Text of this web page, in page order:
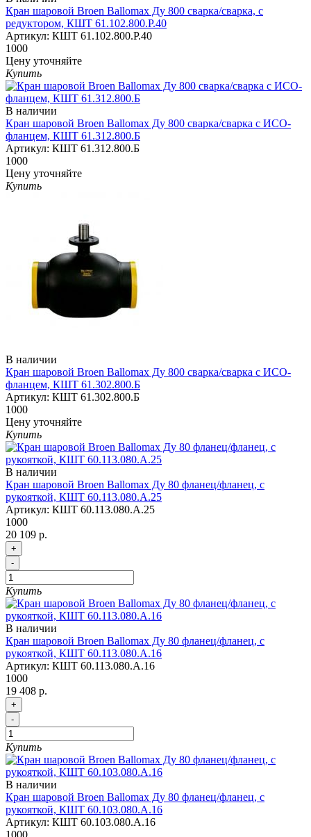
Кран шаровой Broen Ballomax Ду 800 сварка/сварка, с
редуктором, КШТ 61.102.800.Р.40
Артикул: КШТ 61.102.800.Р.40
1000
Цену уточняйте
Купить
В наличии
Кран шаровой Broen Ballomax Ду 800 сварка/сварка с ИСО-
фланцем, КШТ 61.312.800.Б
Артикул: КШТ 61.312.800.Б
1000
Цену уточняйте
Купить
В наличии
Кран шаровой Broen Ballomax Ду 800 сварка/сварка с ИСО-
фланцем, КШТ 61.302.800.Б
Артикул: КШТ 61.302.800.Б
1000
Цену уточняйте
Купить
В наличии
Кран шаровой Broen Ballomax Ду 80 фланец/фланец, с
рукояткой, КШТ 60.113.080.А.25
Артикул: КШТ 60.113.080.А.25
1000
20 109 р.
+
-
Купить
В наличии
Кран шаровой Broen Ballomax Ду 80 фланец/фланец, с
рукояткой, КШТ 60.113.080.А.16
Артикул: КШТ 60.113.080.А.16
1000
19 408 р.
+
-
Купить
В наличии
Кран шаровой Broen Ballomax Ду 80 фланец/фланец, с
рукояткой, КШТ 60.103.080.А.16
Артикул: КШТ 60.103.080.А.16